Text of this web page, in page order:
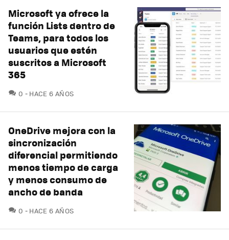
Microsoft ya ofrece la
función Lists dentro de
Teams, para todos los
usuarios que estén
suscritos a Microsoft
365
0 COMENTARIOS
HACE 6 AÑOS
OneDrive mejora con la
sincronización
diferencial permitiendo
menos tiempo de carga
y menos consumo de
ancho de banda
0 COMENTARIOS
HACE 6 AÑOS